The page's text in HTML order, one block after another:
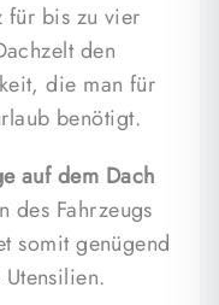
für bis zu vier
den
die man für
benötigt.
auf dem Dach
des Fahrzeugs
somit genügend